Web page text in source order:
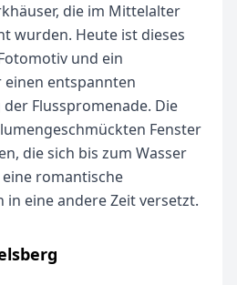
die im Mittelalter
wurden. Heute ist dieses
und ein
entspannten
Flusspromenade. Die
Fenster
die sich bis zum Wasser
romantische
in eine andere Zeit versetzt.